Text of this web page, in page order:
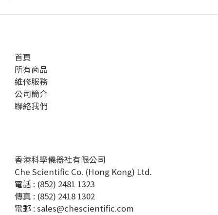
首頁
所有商品
維修服務
公司簡介
聯絡我們
香港科學儀器社有限公司
Che Scientific Co. (Hong Kong) Ltd.
電話 : (852) 2481 1323
傳真 : (852) 2418 1302
電郵 : sales@chescientific.com